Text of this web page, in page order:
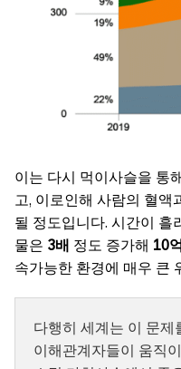
이는 다시 먹이사슬을 통
고, 이로인해 사람의 혈액
될 정도입니다. 시간이 흘
물은 3배 정도 증가해 10
속가능한 환경에 매우 큰
다행히 세계는 이 문제
이해관계자들이 움직